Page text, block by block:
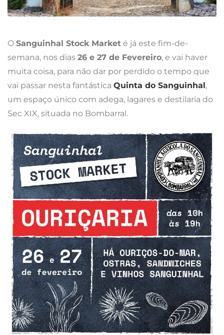
O Sanguinhal Stock Market é já este fim-de-
semana, nos dias 26 e 27 de Fevereiro, e vai haver
muita coisa, para não dar por perdido o tempo que
vai passar nesta fantástica Quinta do Sanguinhal,
um espaço único com adega, lagares e destilaria do
Sec XIX, situada no Bombarral.